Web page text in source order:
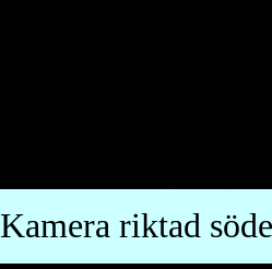
Kamera riktad